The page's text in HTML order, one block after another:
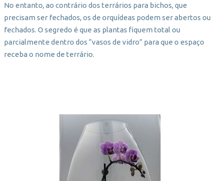
No entanto, ao contrário dos terrários para bichos, que
precisam ser fechados, os de orquídeas podem ser abertos ou
fechados. O segredo é que as plantas fiquem total ou
parcialmente dentro dos “vasos de vidro” para que o espaço
receba o nome de terrário.